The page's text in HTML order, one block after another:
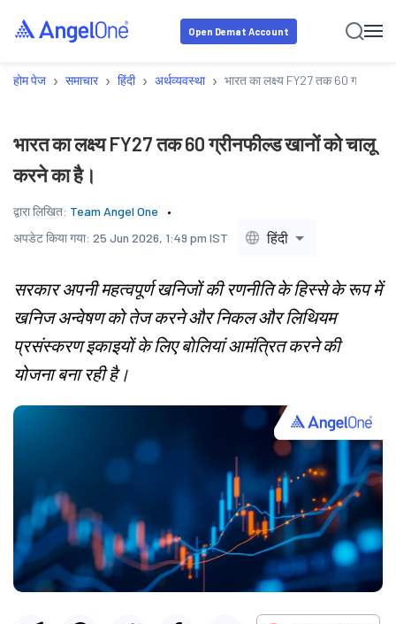
Open Demat Account
होम पेज › समाचार › हिंदी › अर्थव्यवस्था › भारत का लक्ष्य FY27 तक 60
भारत का लक्ष्य FY27 तक 60 ग्रीनफील्ड खानों को चालू
करने का है।
द्वारा लिखित: Team Angel One
अपडेट किया गया: 25 Jun 2026, 1:49 pm IST हिंदी
सरकार अपनी महत्वपूर्ण खनिजों की रणनीति के हिस्से के रूप में
खनिज अन्वेषण को तेज करने और निकल और लिथियम
प्रसंस्करण इकाइयों के लिए बोलियां आमंत्रित करने की
योजना बना रही है।